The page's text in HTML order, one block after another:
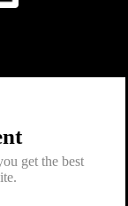
get the best